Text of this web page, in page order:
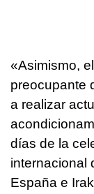
«Asimismo,
preocupante
a realizar
días de la
internacional
España e